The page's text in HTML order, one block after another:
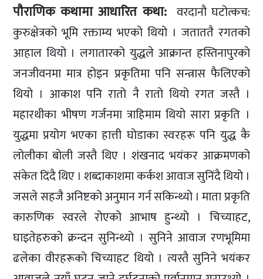
पौराणिक कथामा आधारित कथा: वरदानौ घटोत्कच:
कुरुक्षेत्रको भूमि रक्ताम्य भएको थियो । जताततै रगतको
आहाल थियो । लगातारको युद्धले आक्रान्त हस्तिनापुरको
जनजीवनमा मात्र होइन प्रकृतिमा पनि सन्त्रास फैलिएको
थियो । आकाश पनि रातो नै रातो थियो रगत जस्तै ।
महारथीका भीषण गर्जनमा त्राहिमाम थियो सारा प्रकृति ।
युद्धमा प्रयोग भएका हात्ती घोडाका स्वरहरू पनि युद्ध कै
लोलीका बोली जस्तै थिए । शंखनाद भयंकर आक्रमणको
संकेत दिंदै थिए । शब्दाकाशमा कर्कश आवाज सुनिंदै थियो ।
जसले सहजै अनिष्टको अनुमान गर्न सकिन्थ्यो । माता प्रकृति
कारुणिक स्वरले रोएको आभाष हुन्थ्यो । चिच्याहट,
घाइतेहरुको क्रन्दन सुनिन्थ्यो । सुनिने आवाज रणभूमिमा
ढलेका वीरहरूको चिच्याहट थियो । त्यस्तै सुनिने भयंकर